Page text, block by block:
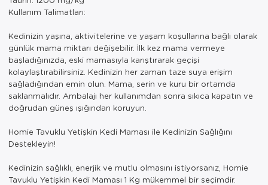
Kullanım Talimatları:
Kedinizin yaşına, aktivitelerine ve yaşam koşullarına bağlı olarak
günlük mama miktarı değişebilir. İlk kez mama vermeye
başladığınızda, eski mamasıyla karıştırarak geçişi
kolaylaştırabilirsiniz. Kedinizin her zaman taze suya erişim
sağladığından emin olun. Mama, serin ve kuru bir ortamda
saklanmalıdır. Ambalajı her kullanımdan sonra sıkıca kapatın ve
doğrudan güneş ışığından koruyun.
Homie Tavuklu Yetişkin Kedi Maması ile Kedinizin Sağlığını
Destekleyin!
Kedinizin sağlıklı, enerjik ve mutlu olmasını istiyorsanız, Homie
Tavuklu Yetişkin Kedi Maması 1 Kg mükemmel bir seçimdir.